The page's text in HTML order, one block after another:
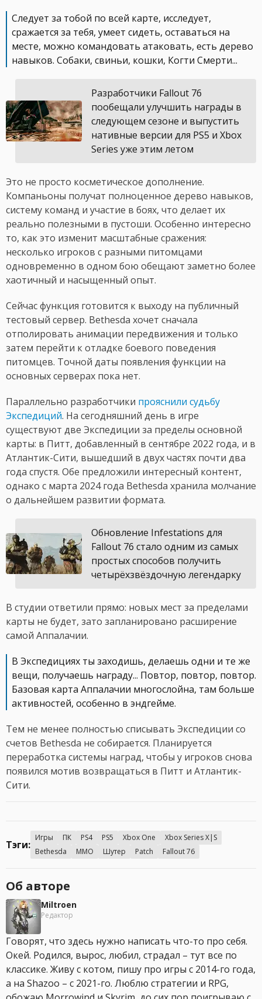
Следует за тобой по всей карте, исследует,
сражается за тебя, умеет сидеть, оставаться на
месте, можно командовать атаковать, есть дерево
навыков. Собаки, свиньи, кошки, Когти Смерти...
Разработчики Fallout 76
пообещали улучшить награды в
следующем сезоне и выпустить
нативные версии для PS5 и Xbox
Series уже этим летом
Это не просто косметическое дополнение.
Компаньоны получат полноценное дерево навыков,
систему команд и участие в боях, что делает их
реально полезными в пустоши. Особенно интересно
то, как это изменит масштабные сражения:
несколько игроков с разными питомцами
одновременно в одном бою обещают заметно более
хаотичный и насыщенный опыт.
Сейчас функция готовится к выходу на публичный
тестовый сервер. Bethesda хочет сначала
отполировать анимации передвижения и только
затем перейти к отладке боевого поведения
питомцев. Точной даты появления функции на
основных серверах пока нет.
Параллельно разработчики прояснили судьбу
Экспедиций. На сегодняшний день в игре
существуют две Экспедиции за пределы основной
карты: в Питт, добавленный в сентябре 2022 года, и в
Атлантик-Сити, вышедший в двух частях почти два
года спустя. Обе предложили интересный контент,
однако с марта 2024 года Bethesda хранила молчание
о дальнейшем развитии формата.
Обновление Infestations для
Fallout 76 стало одним из самых
простых способов получить
четырёхзвёздочную легендарку
В студии ответили прямо: новых мест за пределами
карты не будет, зато запланировано расширение
самой Аппалачии.
В Экспедициях ты заходишь, делаешь одни и те же
вещи, получаешь награду... Повтор, повтор, повтор.
Базовая карта Аппалачии многослойна, там больше
активностей, особенно в эндгейме.
Тем не менее полностью списывать Экспедиции со
счетов Bethesda не собирается. Планируется
переработка системы наград, чтобы у игроков снова
появился мотив возвращаться в Питт и Атлантик-
Сити.
Тэги:
Игры ПК PS4 PS5 Xbox One
Xbox Series X|S
Bethesda
MMO Шутер Patch Fallout 76
Об авторе
Miltroen
Редактор
Говорят, что здесь нужно написать что-то про себя.
Окей. Родился, вырос, любил, страдал – тут все по
классике. Живу с котом, пишу про игры с 2014-го года,
а на Shazoo – с 2021-го. Люблю стратегии и RPG,